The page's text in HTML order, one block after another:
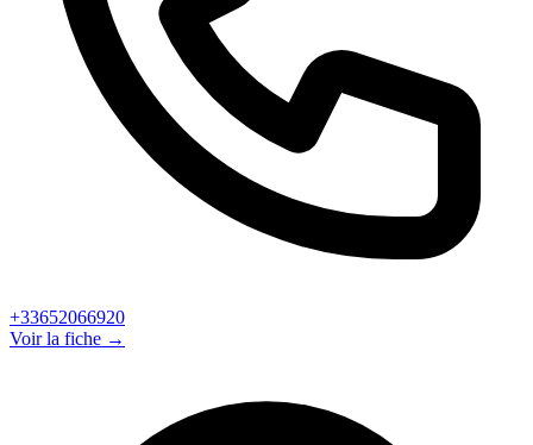
+33652066920
Voir la fiche →